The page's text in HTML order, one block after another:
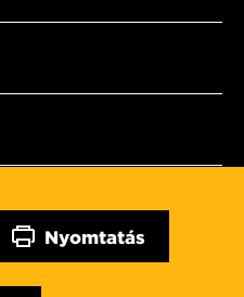
Nyomtatás